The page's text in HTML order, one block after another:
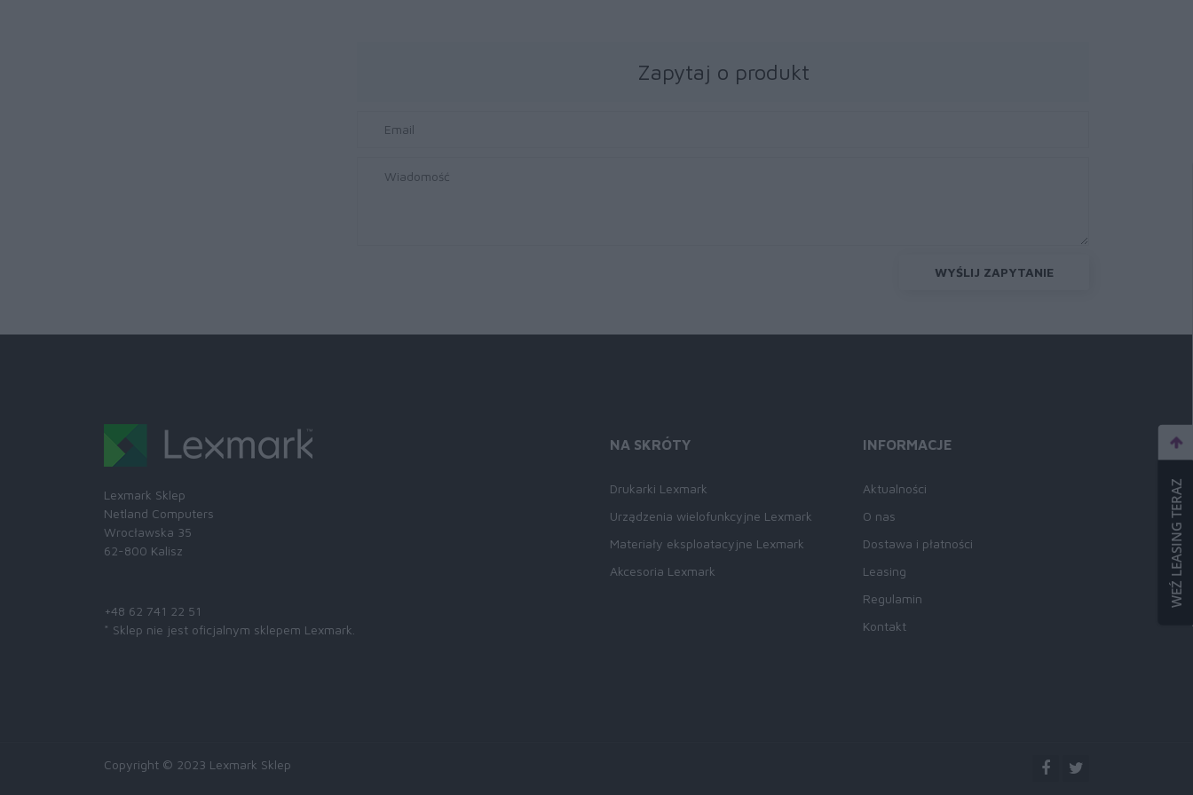
Zapytaj o produkt
WYŚLIJ ZAPYTANIE
Lexmark Sklep
Netland Computers
Wrocławska 35
62-800 Kalisz
+48 62 741 22 51
* Sklep nie jest oficjalnym sklepem Lexmark.
NA SKRÓTY
Drukarki Lexmark
Urządzenia wielofunkcyjne Lexmark
Materiały eksploatacyjne Lexmark
Akcesoria Lexmark
INFORMACJE
Aktualności
O nas
Dostawa i płatności
Leasing
Regulamin
Kontakt
Copyright © 2023 Lexmark Sklep
WEŹ LEASING TERAZ